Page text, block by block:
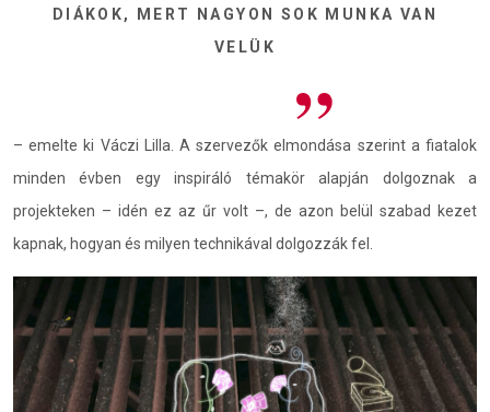
DIÁKOK, MERT NAGYON SOK MUNKA VAN
VELÜK
– emelte ki Váczi Lilla. A szervezők elmondása szerint a fiatalok
minden évben egy inspiráló témakör alapján dolgoznak a
projekteken – idén ez az űr volt –, de azon belül szabad kezet
kapnak, hogyan és milyen technikával dolgozzák fel.